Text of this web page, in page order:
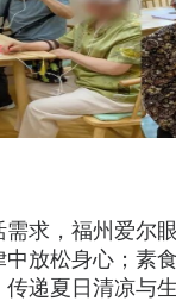
求，福州爱尔
放松身心；素
递夏日清凉与